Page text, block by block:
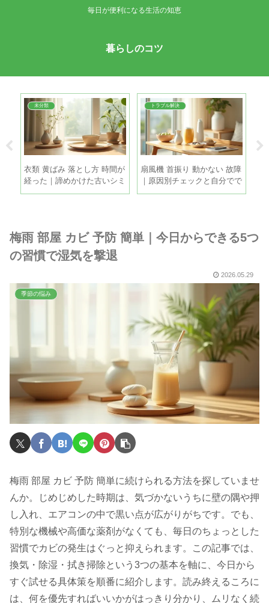
毎日が便利になる生活の知恵
暮らしのコツ
未分類
衣類 黄ばみ 落とし方 時間が
経った｜諦めかけた古いシミ
も家庭で復活させる方法
トラブル解決
扇風機 首振り 動かない 故障
｜原因別チェックと自分でで
きる直し方
梅雨 部屋 カビ 予防 簡単｜今日からできる5つ
の習慣で湿気を撃退
2026.05.29
季節の悩み
梅雨 部屋 カビ 予防 簡単に続けられる方法を探していませ
んか。じめじめした時期は、気づかないうちに壁の隅や押
し入れ、エアコンの中で黒い点が広がりがちです。でも、
特別な機械や高価な薬剤がなくても、毎日のちょっとした
習慣でカビの発生はぐっと抑えられます。この記事では、
換気・除湿・拭き掃除という3つの基本を軸に、今日から
すぐ試せる具体策を順番に紹介します。読み終えるころに
は、何を優先すればいいかがはっきり分かり、ムリなく続